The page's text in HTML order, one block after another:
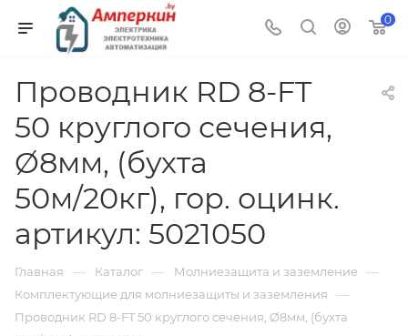
0
Проводник RD 8-FT
50 круглого сечения,
Ø8мм, (бухта
50м/20кг), гор. оцинк.
артикул: 5021050
Главная — Каталог — Молниезащита и заземление —
Комплектующие для молниезащиты и заземления —
Проводник RD 8-FT 50 круглого сечения, Ø8мм, (бухта